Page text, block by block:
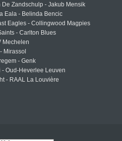
De Zandschulp - Jakub Mensik
Eala - Belinda Bencic
Eagles - Collingwood Magpies
- Carlton Blues
Mechelen
Mirassol
- Genk
- Oud-Heverlee Leuven
- RAAL La Louvière